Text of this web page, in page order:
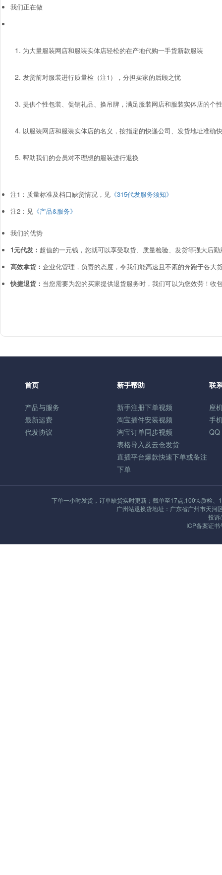
我们正在做
为大量服装网店和服装实体店轻松的在产地代购一手货新款服装
发货前对服装进行质量检（注1），分担卖家的后顾之忧
提供个性包装、促销礼品、换吊牌，满足服装网店和服装实体店的个
以服装网店和服装实体店的名义，按指定的快递公司、发货地址准确
帮助我们的会员对不理想的服装进行退换
注1：质量标准及档口缺货情况，见 《315代发服务须知》
注2：见 《产品&服务》
我们的优势
1元代发： 超值的一元钱，您就可以享受取货、质量检验、发货等强大后
高效拿货： 企业化管理，负责的态度，令我们能高速且不紊的奔跑于各大
快捷退货： 当您需要为您的买家提供退货服务时，我们可以为您效劳！收
首页
产品与服务
最新运费
代发协议
新手帮助
新手注册下单视频
淘宝插件安装视频
淘宝订单同步视频
表格导入及云仓发货
直插平台爆款快速下单或备注
下单
联
座
手
QQ
下单一小时发货，订单缺货实时更新；截单至17点,100%质检
广州站退换货地址：广东省广州市天
投诉
ICP备案证书